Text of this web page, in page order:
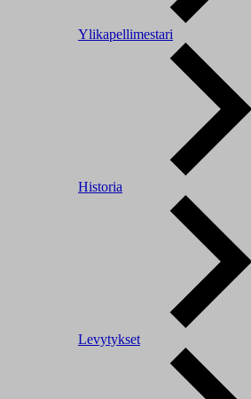
Ylikapellimestari
Historia
Levytykset